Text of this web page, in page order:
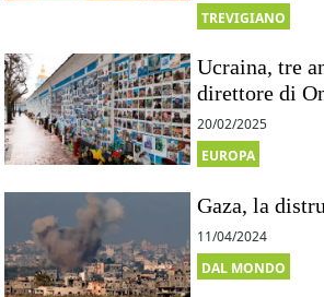
TREVIGIANO
Ucraina, tre
direttore di
20/02/2025
EUROPA
Gaza, la
11/04/2024
DAL MONDO